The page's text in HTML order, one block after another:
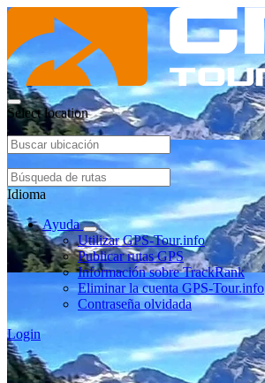
Select location
Idioma
Ayuda
Utilizar GPS-Tour.info
Publicar rutas GPS
Información sobre TrackRank
Eliminar la cuenta GPS-Tour.info
Contraseña olvidada
Login